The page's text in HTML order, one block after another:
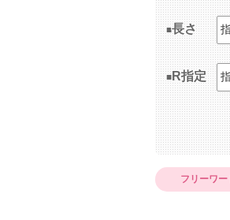
長さ
R指定
フリーワー